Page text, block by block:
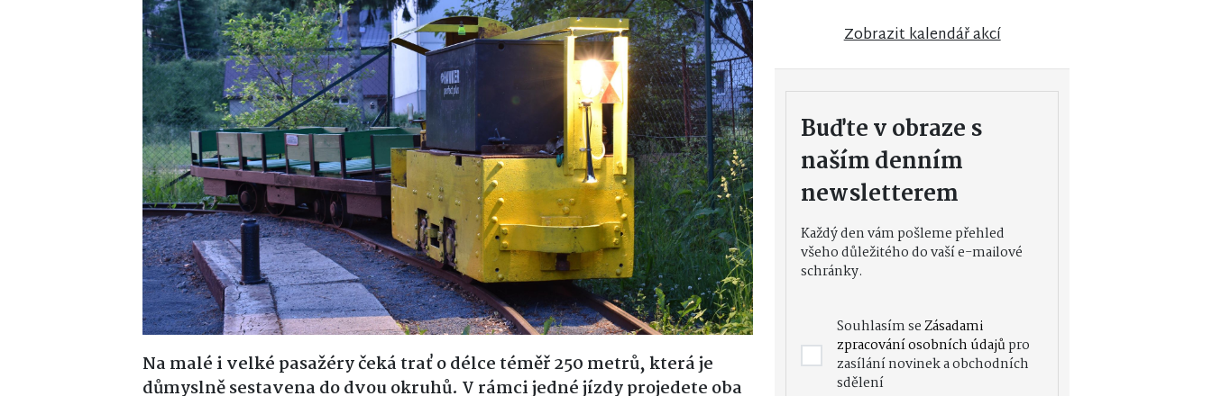
Na malé i velké pasažéry čeká trať o délce téměř 250 metrů, která je
důmyslně sestavena do dvou okruhů. V rámci jedné jízdy projedete oba
Zobrazit kalendář akcí
Buďte v obraze s
naším denním
newsletterem
Každý den vám pošleme přehled
všeho důležitého do vaší e-mailové
schránky.
Souhlasím seZásadami
zpracování osobních údajůpro
zasílání novinek a obchodních
sdělení